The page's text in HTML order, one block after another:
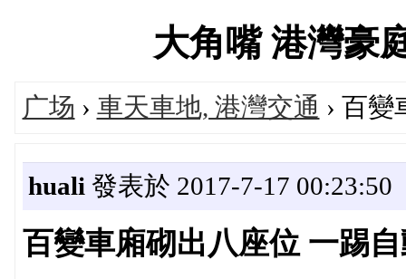
大角嘴 港灣豪
广场 › 車天車地, 港灣交通 › 百
huali 發表於 2017-7-17 00:23:50
百變車廂砌出八座位 一踢